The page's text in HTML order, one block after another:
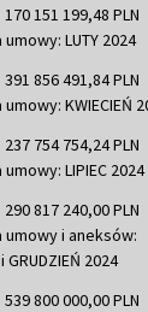
151 199,48 PLN
LUTY 2024
856 491,84 PLN
KWIECIEŃ
754 754,24 PLN
LIPIEC 2024
817 240,00 PLN
umowy i aneksów:
GRUDZIEŃ 2024
800 000,00 PLN